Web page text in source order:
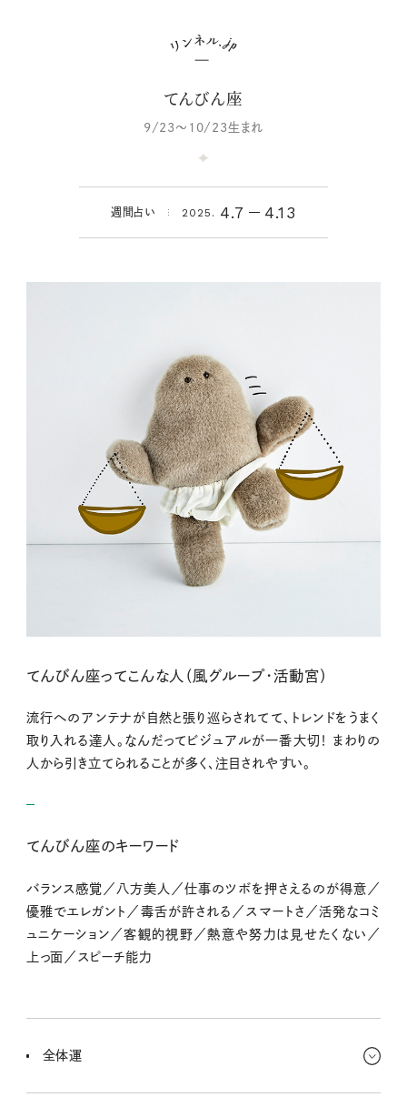
てんびん座
9/23～10/23生まれ
週間占い 2025. 4.7 4.13
てんびん座ってこんな人（風グループ・活動宮）
流行へのアンテナが自然と張り巡らされてて、トレンドをうまく
取り入れる達人。なんだってビジュアルが一番大切！ まわりの
人から引き立てられることが多く、注目されやすい。
てんびん座のキーワード
バランス感覚／八方美人／仕事のツボを押さえるのが得意／
優雅でエレガント／毒舌が許される／スマートさ／活発なコミ
ュニケーション／客観的視野／熱意や努力は見せたくない／
上っ面／スピーチ能力
全体運